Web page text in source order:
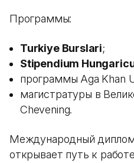
Программы:
Turkiye Burslari;
Stipendium
программы Aga Khan
магистратуры в
Chevening.
Международный
открывает путь к